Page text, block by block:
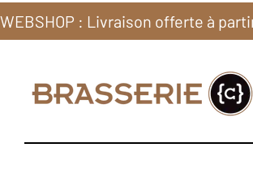
WEBSHOP : Livraison offerte à